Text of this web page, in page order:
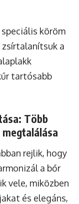
köröm
a
tartósabb
Több
rejlik, hogy
a bőr
vele, miközben
és elegáns,